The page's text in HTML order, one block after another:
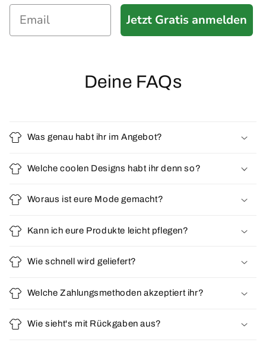
Jetzt Gratis anmelden
Deine FAQs
Was genau habt ihr im Angebot?
Welche coolen Designs habt ihr denn so?
Woraus ist eure Mode gemacht?
Kann ich eure Produkte leicht pflegen?
Wie schnell wird geliefert?
Welche Zahlungsmethoden akzeptiert ihr?
Wie sieht's mit Rückgaben aus?